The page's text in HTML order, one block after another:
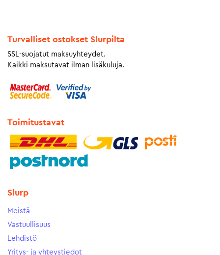
Turvalliset ostokset Slurpilta
SSL-suojatut maksuyhteydet.
Kaikki maksutavat ilman lisäkuluja.
Toimitustavat
Slurp
Meistä
Vastuullisuus
Lehdistö
Yritys- ja yhteystiedot